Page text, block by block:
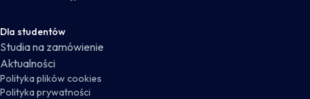
Dla studentów
Studia na zamówienie
Aktualności
Polityka plików cookies
Polityka prywatności